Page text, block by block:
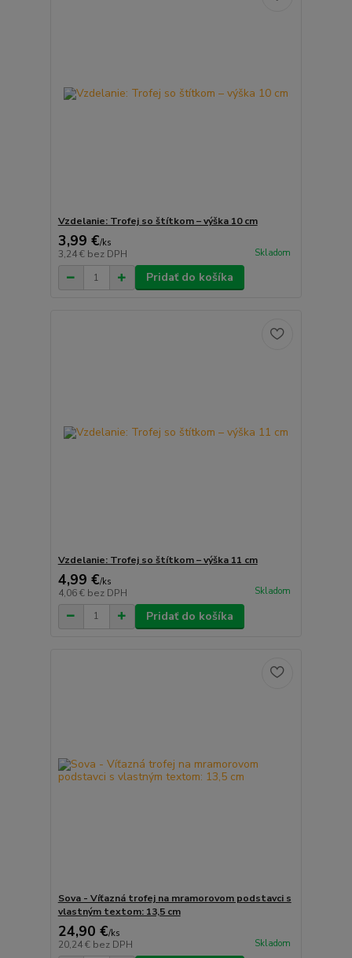
Vzdelanie: Trofej so štítkom – výška 10 cm
3,99 €/ks
3,24 € bez DPH Skladom
Pridať do košíka
Vzdelanie: Trofej so štítkom – výška 11 cm
4,99 €/ks
4,06 € bez DPH Skladom
Pridať do košíka
Sova - Víťazná trofej na mramorovom podstavci s
vlastným textom: 13,5 cm
24,90 €/ks
20,24 € bez DPH Skladom